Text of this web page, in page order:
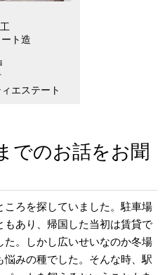
ト造
エステート
でのお話をお聞
ろを探していました。駐車場
もあり、帰国した当初は賃貸で
た。しかし広いせいなのか冬場
みの種でした。そんな時、駅